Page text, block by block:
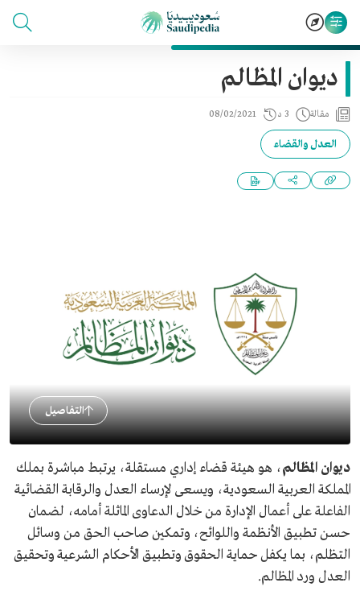
ديوان المظالم
مقالة 3 د 08/02/2021
العدل والقضاء
التفاصيل
ديوان المظالم، هو هيئة قضاء إداري مستقلة، يرتبط مباشرة بملك
المملكة العربية السعودية، ويسعى لإرساء العدل والرقابة القضائية
الفاعلة على أعمال الإدارة من خلال الدعاوى الماثلة أمامه، لضمان
حسن تطبيق الأنظمة واللوائح، وتمكين صاحب الحق من وسائل
التظلم، بما يكفل حماية الحقوق وتطبيق الأحكام الشرعية وتحقيق
العدل ورد المظالم.